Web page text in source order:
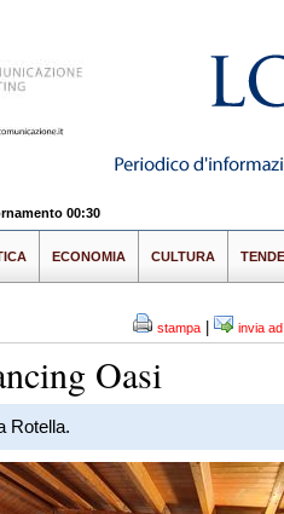
00:30
ECONOMIA CULTURA
stampa invia
Oasi
Rotella.